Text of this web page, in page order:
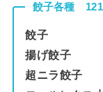
餃子各種 121
餃子
揚げ餃子
超ニラ餃子